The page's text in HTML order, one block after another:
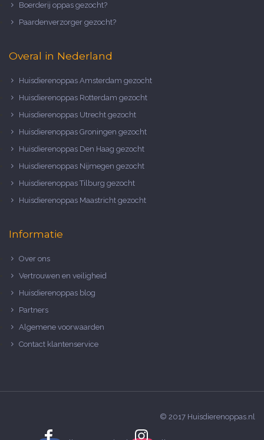
Boerderij oppas gezocht?
Paardenverzorger gezocht?
Overal in Nederland
Huisdierenoppas Amsterdam gezocht
Huisdierenoppas Rotterdam gezocht
Huisdierenoppas Utrecht gezocht
Huisdierenoppas Groningen gezocht
Huisdierenoppas Den Haag gezocht
Huisdierenoppas Nijmegen gezocht
Huisdierenoppas Tilburg gezocht
Huisdierenoppas Maastricht gezocht
Informatie
Over ons
Vertrouwen en veiligheid
Huisdierenoppas blog
Partners
Algemene voorwaarden
Contact klantenservice
© 2017 Huisdierenoppas.nl